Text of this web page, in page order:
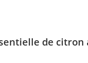
de citron